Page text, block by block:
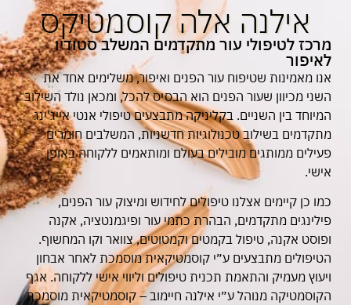
אילנה אלה קוסמטיקס
מרכז לטיפולי עור מתקדמים המשלב סטודיו
לאיפור
אנו מאמינות שטיפוח עור הפנים ואיפור, משלימים אחד את
השני מכיוון שעור הפנים הוא הבסיס להכל, ומכאן נולד השילוב
המיוחד בין השניים. בקליניקה מתבצעים טיפולי אנטי אייג'ינג
מתקדמים בשילוב טכנולוגיות חדשניות, המשלבים חומרים
פעילים ממותגים מובילים בעולם ומותאמים ללקוחה באופן
אישי.
כמו כן קיימים אצלנו טיפולים לחידוש ומיצוק עור הפנים,
פילינגים מתקדמים, הבהרת כתמי עור ופיגמנטציה, אקנה
ופוסט אקנה, טיפול בקמטים וקמטוטים, צוואר וקו המחשוף.
הטיפולים מתבצעים ע״י קוסמטיקאית מוסמכת לאחר אבחון
ויעוץ מעמיק והתאמת תכנית טיפולים וליווי אישי ללקוחה. אגף
הקוסמטיקה מנוהל ע״י אילנה חיימוב – קוסמטיקאית מוסמכת